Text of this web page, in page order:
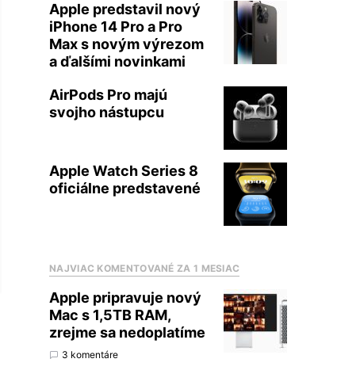
Apple predstavil nový
iPhone 14 Pro a Pro
Max s novým výrezom
a ďalšími novinkami
AirPods Pro majú
svojho nástupcu
Apple Watch Series 8
oficiálne predstavené
NAJVIAC KOMENTOVANÉ ZA 1 MESIAC
Apple pripravuje nový
Mac s 1,5TB RAM,
zrejme sa nedoplatíme
3 komentáre